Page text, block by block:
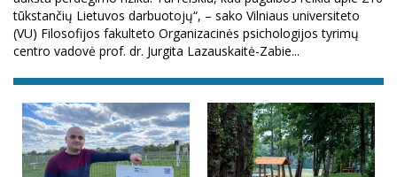
tūkstančių Lietuvos darbuotojų“, – sako Vilniaus universiteto
(VU) Filosofijos fakulteto Organizacinės psichologijos tyrimų
centro vadovė prof. dr. Jurgita Lazauskaitė-Zabie...